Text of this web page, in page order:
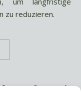
zu reduzieren.